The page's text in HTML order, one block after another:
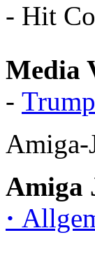
- Hit
Media
-
Amiga-
Amiga
·